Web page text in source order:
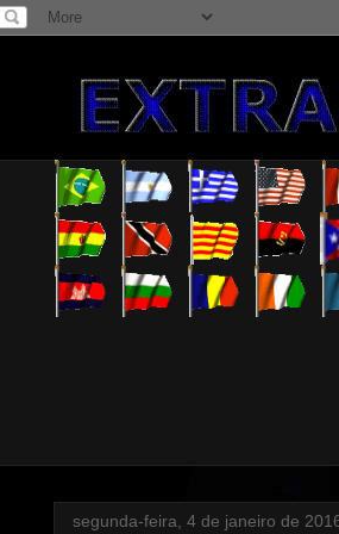
segunda-feira, 4 de janeiro de